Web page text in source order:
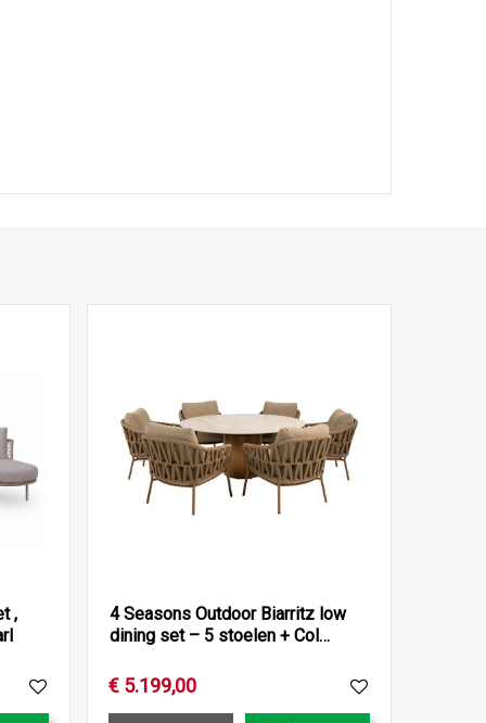
,
4 Seasons Outdoor Biarritz low
dining set – 5 stoelen + Col…
€ 5.199,00